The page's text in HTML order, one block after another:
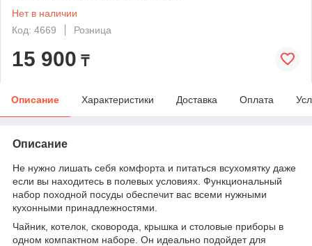
Нет в наличии
Код: 4669
Розница
15 900 ₸
Описание Характеристики Доставка Оплата
Описание
Не нужно лишать себя комфорта и питаться всухомятку даже
если вы находитесь в полевых условиях. Функциональный
набор походной посуды обеспечит вас всеми нужными
кухонными принадлежностями.
Чайник, котелок, сковорода, крышка и столовые приборы в
одном компактном наборе. Он идеально подойдет для